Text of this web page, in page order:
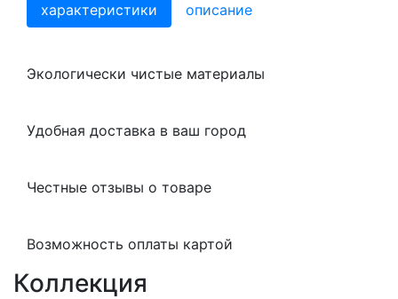
характеристики описание
Экологически чистые материалы
Удобная доставка в ваш город
Честные отзывы о товаре
Возможность оплаты картой
Коллекция